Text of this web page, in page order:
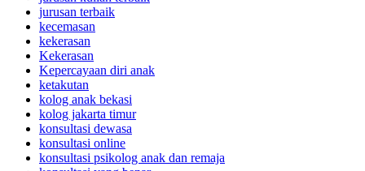
jurusan terbaik
kecemasan
kekerasan
Kekerasan
Kepercayaan diri anak
ketakutan
kolog anak bekasi
kolog jakarta timur
konsultasi dewasa
konsultasi online
konsultasi psikolog anak dan remaja